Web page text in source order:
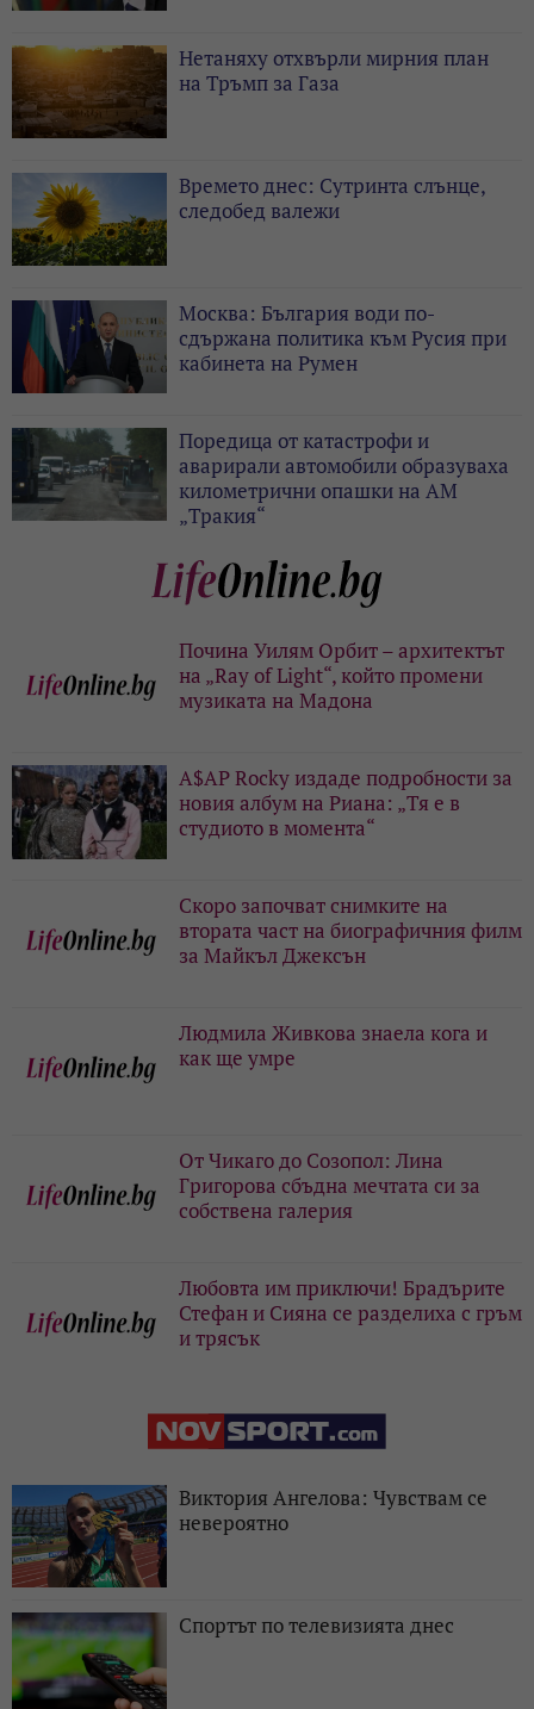
Нетаняху отхвърли мирния план
на Тръмп за Газа
Времето днес: Сутринта слънце,
следобед валежи
Москва: България води по-
сдържана политика към Русия при
кабинета на Румен
Поредица от катастрофи и
аварирали автомобили образуваха
километрични опашки на АМ
„Тракия“
Почина Уилям Орбит – архитектът
на „Ray of Light“, който промени
музиката на Мадона
A$AP Rocky издаде подробности за
новия албум на Риана: „Тя е в
студиото в момента“
Скоро започват снимките на
втората част на биографичния филм
за Майкъл Джексън
Людмила Живкова знаела кога и
как ще умре
От Чикаго до Созопол: Лина
Григорова сбъдна мечтата си за
собствена галерия
Любовта им приключи! Брадърите
Стефан и Сияна се разделиха с гръм
и трясък
Виктория Ангелова: Чувствам се
невероятно
Спортът по телевизията днес